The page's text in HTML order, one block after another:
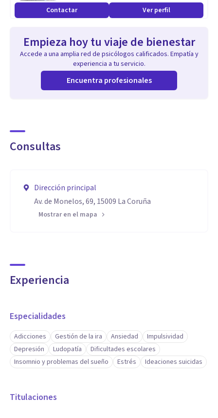
Contactar Ver perfil
Empieza hoy tu viaje de bienestar
Accede a una amplia red de psicólogos calificados. Empatía y
experiencia a tu servicio.
Encuentra profesionales
Consultas
Dirección principal
Av. de Monelos, 69, 15009 La Coruña
Mostrar en el mapa
Experiencia
Especialidades
Adicciones Gestión de la ira Ansiedad
Impulsividad
Depresión
Ludopatía
Dificultades escolares
Insomnio y problemas del sueño
Estrés Ideaciones suicidas
Titulaciones